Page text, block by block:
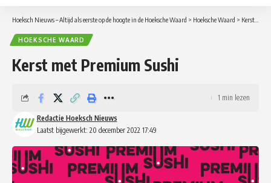
Hoeksch Nieuws – Altijd als eerste op de hoogte in de Hoeksche Waard > Hoeksche Waard > Kerst met Premium Sushi
HOEKSCHE WAARD
Kerst met Premium Sushi
Laatst bijgewerkt: 20 december 2022 17:49
Redactie Hoeksch Nieuws
1 min lezen